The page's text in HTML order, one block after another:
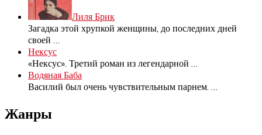
Лиля Брик
Загадка этой хрупкой женщины, до последних дней
своей
Нексус
«Нексус». Третий роман из легендарной
Водяная Баба
Василий был очень чувствительным парнем.
Жанры